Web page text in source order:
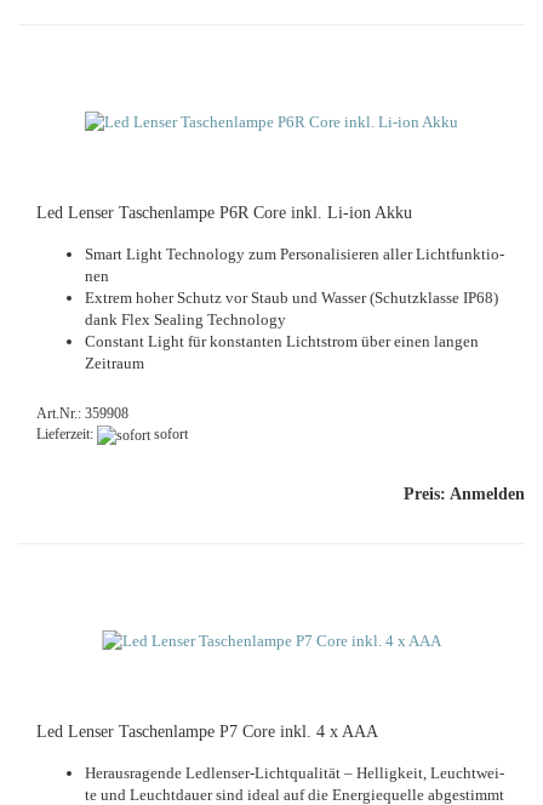
Led Len­ser Ta­schen­lam­pe P6R Core inkl. Li-​ion Akku
Smart Light Tech­no­lo­gy zum Per­so­na­li­sie­ren aller Licht­funk­tio­
nen
Ex­trem hoher Schutz vor Staub und Was­ser (Schutz­klas­se IP68)
dank Flex Se­a­ling Tech­no­lo­gy
Con­stant Light für kon­stan­ten Licht­strom über einen lan­gen
Zeit­raum
Art.Nr.: 359908
Lieferzeit:
sofort
Preis: Anmelden
Led Len­ser Ta­schen­lam­pe P7 Core inkl. 4 x AAA
Her­aus­ra­gen­de Ledlenser-​Lichtqualität – Hel­lig­keit, Leucht­wei­
te und Leucht­dau­er sind ideal auf die En­er­gie­quel­le ab­ge­stimmt